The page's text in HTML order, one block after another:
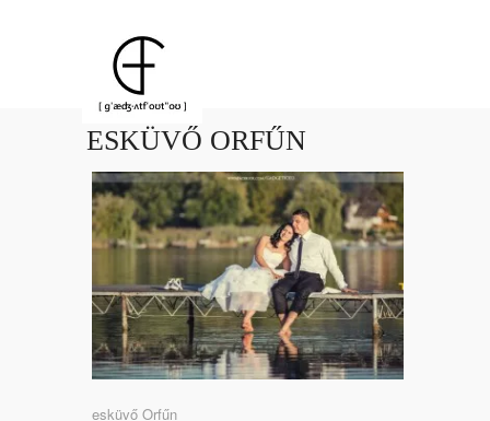
ESKÜVŐ ORFŰN
esküvő Orfűn